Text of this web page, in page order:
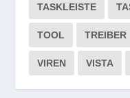
TASKLEISTE
TOOL TREIBER
VIREN VISTA